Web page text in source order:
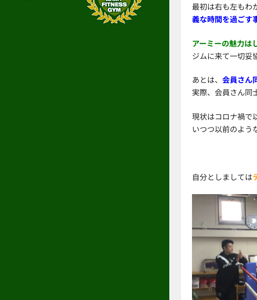
最初は右も左もわ
義な時間を過ごす
アーミーの魅力は
ジムに来て一切妥
あとは、 会員さん
実際、会員さん同
現状はコロナ禍で
いつつ以前のよう
自分としましては